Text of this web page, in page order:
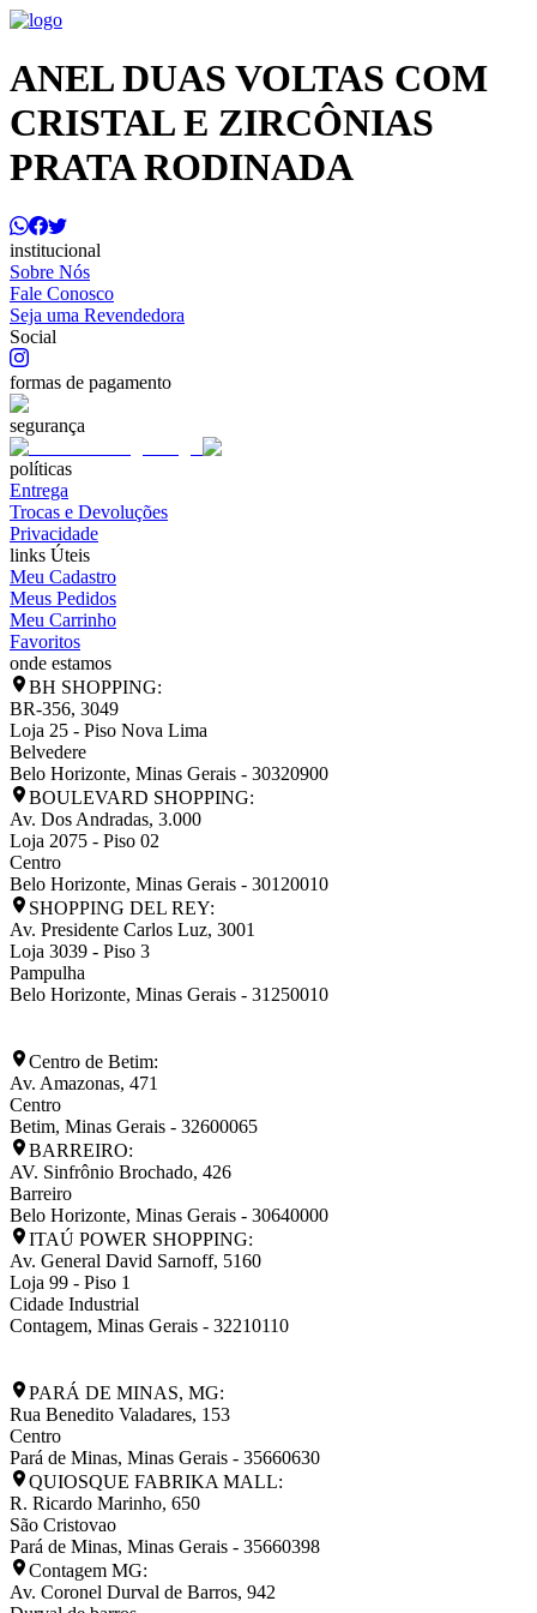
ANEL DUAS VOLTAS COM
CRISTAL E ZIRCÔNIAS
PRATA RODINADA
institucional
Sobre Nós
Fale Conosco
Seja uma Revendedora
Social
formas de pagamento
segurança
políticas
Entrega
Trocas e Devoluções
Privacidade
links Úteis
Meu Cadastro
Meus Pedidos
Meu Carrinho
Favoritos
onde estamos
BH SHOPPING:
BR-356, 3049
Loja 25 - Piso Nova Lima
Belvedere
Belo Horizonte, Minas Gerais - 30320900
BOULEVARD SHOPPING:
Av. Dos Andradas, 3.000
Loja 2075 - Piso 02
Centro
Belo Horizonte, Minas Gerais - 30120010
SHOPPING DEL REY:
Av. Presidente Carlos Luz, 3001
Loja 3039 - Piso 3
Pampulha
Belo Horizonte, Minas Gerais - 31250010
Centro de Betim:
Av. Amazonas, 471
Centro
Betim, Minas Gerais - 32600065
BARREIRO:
AV. Sinfrônio Brochado, 426
Barreiro
Belo Horizonte, Minas Gerais - 30640000
ITAÚ POWER SHOPPING:
Av. General David Sarnoff, 5160
Loja 99 - Piso 1
Cidade Industrial
Contagem, Minas Gerais - 32210110
PARÁ DE MINAS, MG:
Rua Benedito Valadares, 153
Centro
Pará de Minas, Minas Gerais - 35660630
QUIOSQUE FABRIKA MALL:
R. Ricardo Marinho, 650
São Cristovao
Pará de Minas, Minas Gerais - 35660398
Contagem MG:
Av. Coronel Durval de Barros, 942